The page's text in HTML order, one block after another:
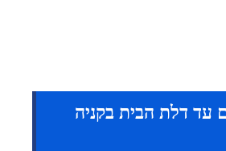
עד דלת הבית בקניה